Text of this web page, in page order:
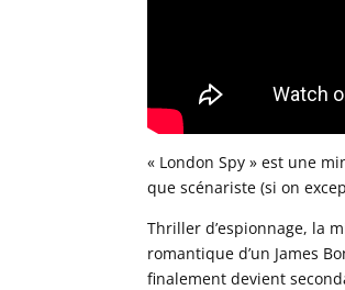
« London Spy » est une
que scénariste (si on
Thriller d’espionnage, la
romantique d’un James
finalement devient